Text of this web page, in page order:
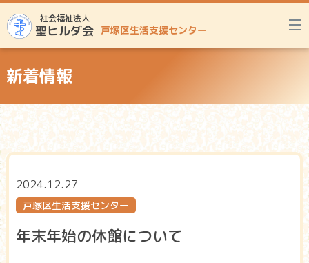
社会福祉法人
聖ヒルダ会 戸塚区生活支援センター
新着情報
2024.12.27
戸塚区生活支援センター
年末年始の休館について